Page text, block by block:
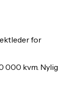
for
000 kvm. Nylig